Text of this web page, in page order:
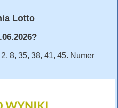
Lotto
2, 8, 35, 38, 41, 45. Numer